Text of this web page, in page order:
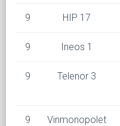
9 HIP 17
9 Ineos 1
9 Telenor 3
9 Vinmonopolet